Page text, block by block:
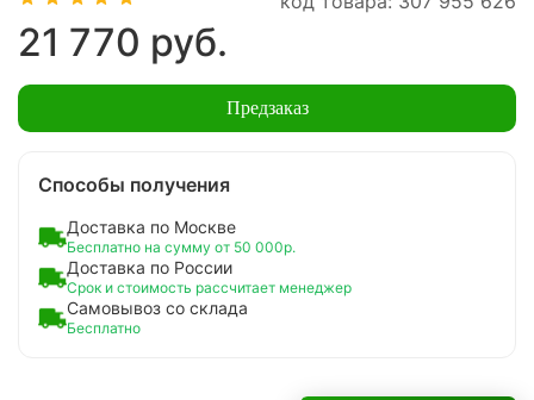
21 770 руб.
Предзаказ
Способы получения
Доставка по Москве
Бесплатно на сумму от 50 000р.
Доставка по России
Срок и стоимость рассчитает менеджер
Самовывоз со склада
Бесплатно